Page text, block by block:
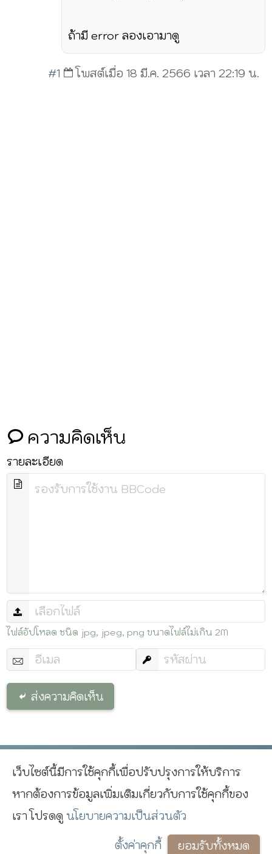
ถ้ามี error ลองเอามาดู
#1 โพสต์เมื่อ 18 มี.ค. 2566 เวลา 22:19 น.
ความคิดเห็น
รายละเอียด
ไฟล์อัปโหลด ชนิด jpg, jpeg, png ขนาดไฟล์ไม่เกิน 2M
ส่งความคิดเห็น
นโยบายความเป็นส่วนตัวCopyright © 2017
PHP Framework
^
เว็บไซต์นี้มีการใช้คุกกี้เพื่อปรับปรุงการให้บริการ
หากต้องการข้อมูลเพิ่มเติมเกี่ยวกับการใช้คุกกี้ของ
เรา โปรดดู นโยบายความเป็นส่วนตัว
ตั้งค่าคุกกี้ ยอมรับทั้งหมด